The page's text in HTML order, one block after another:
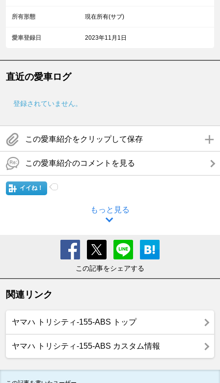
所有形態 現在所有(サブ)
愛車登録日 2023年11月1日
直近の愛車ログ
登録されていません。
この愛車紹介をクリップして保存
この愛車紹介のコメントを見る
イイね！
もっと見る
この記事をシェアする
関連リンク
ヤマハ トリシティ-155-ABS トップ
ヤマハ トリシティ-155-ABS カスタム情報